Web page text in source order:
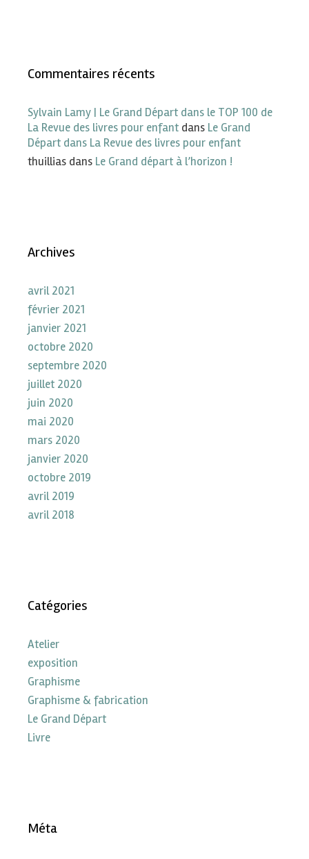
Commentaires récents
Sylvain Lamy | Le Grand Départ dans le TOP 100 de
La Revue des livres pour enfant dans Le Grand
Départ dans La Revue des livres pour enfant
thuillias dans Le Grand départ à l’horizon !
Archives
avril 2021
février 2021
janvier 2021
octobre 2020
septembre 2020
juillet 2020
juin 2020
mai 2020
mars 2020
janvier 2020
octobre 2019
avril 2019
avril 2018
Catégories
Atelier
exposition
Graphisme
Graphisme & fabrication
Le Grand Départ
Livre
Méta